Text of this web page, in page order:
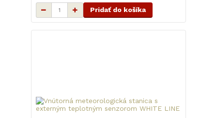
Pridať do košíka